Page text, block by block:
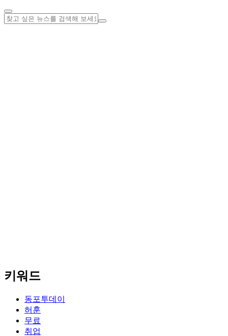
키워드
동포투데이
허훈
무료
취업